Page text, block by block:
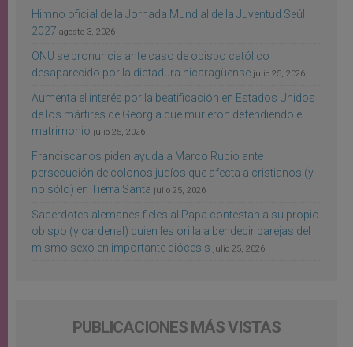
Himno oficial de la Jornada Mundial de la Juventud Seúl
2027 agosto 3, 2026
ONU se pronuncia ante caso de obispo católico
desaparecido por la dictadura nicaragüense julio 25, 2026
Aumenta el interés por la beatificación en Estados Unidos
de los mártires de Georgia que murieron defendiendo el
matrimonio julio 25, 2026
Franciscanos piden ayuda a Marco Rubio ante
persecución de colonos judíos que afecta a cristianos (y
no sólo) en Tierra Santa julio 25, 2026
Sacerdotes alemanes fieles al Papa contestan a su propio
obispo (y cardenal) quien les orilla a bendecir parejas del
mismo sexo en importante diócesis julio 25, 2026
PUBLICACIONES MÁS VISTAS